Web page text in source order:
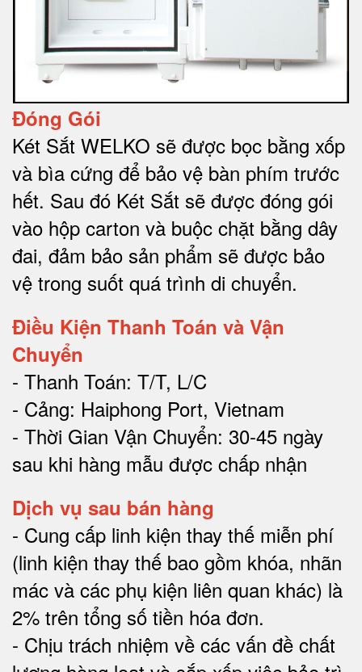
Đóng Gói
Két Sắt WELKO sẽ được bọc bằng xốp
và bìa cứng để bảo vệ bàn phím trước
hết. Sau đó Két Sắt sẽ được đóng gói
vào hộp carton và buộc chặt bằng dây
đai, đảm bảo sản phẩm sẽ được bảo
vệ trong suốt quá trình di chuyển.
Điều Kiện Thanh Toán và Vận
Chuyển
- Thanh Toán: T/T, L/C
- Cảng: Haiphong Port, Vietnam
- Thời Gian Vận Chuyển: 30-45 ngày
sau khi hàng mẫu được chấp nhận
Dịch vụ sau bán hàng
- Cung cấp linh kiện thay thế miễn phí
(linh kiện thay thế bao gồm khóa, nhãn
mác và các phụ kiện liên quan khác) là
2% trên tổng số tiền hóa đơn.
- Chịu trách nhiệm về các vấn đề chất